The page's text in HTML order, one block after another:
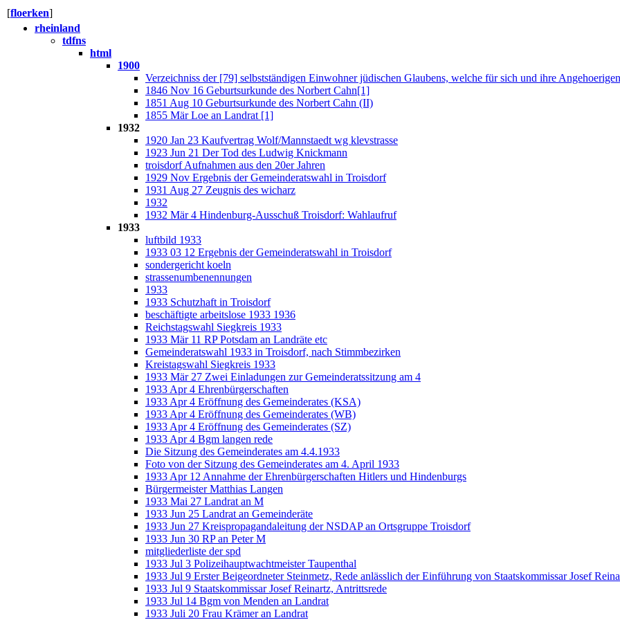
[floerken]
rheinland
tdfns
html
1900
Verzeichniss der [79] selbstständigen Einwohner jüdischen Glaubens, welche für sich und ihre
1846 Nov 16 Geburtsurkunde des Norbert Cahn[1]
1851 Aug 10 Geburtsurkunde des Norbert Cahn (II)
1855 Mär Loe an Landrat [1]
1932
1920 Jan 23 Kaufvertrag Wolf/Mannstaedt wg klevstrasse
1923 Jun 21 Der Tod des Ludwig Knickmann
troisdorf Aufnahmen aus den 20er Jahren
1929 Nov Ergebnis der Gemeinderatswahl in Troisdorf
1931 Aug 27 Zeugnis des wicharz
1932
1932 Mär 4 Hindenburg-Ausschuß Troisdorf: Wahlaufruf
1933
luftbild 1933
1933 03 12 Ergebnis der Gemeinderatswahl in Troisdorf
sondergericht koeln
strassenumbenennungen
1933
1933 Schutzhaft in Troisdorf
beschäftigte arbeitslose 1933 1936
Reichstagswahl Siegkreis 1933
1933 Mär 11 RP Potsdam an Landräte etc
Gemeinderatswahl 1933 in Troisdorf, nach Stimmbezirken
Kreistagswahl Siegkreis 1933
1933 Mär 27 Zwei Einladungen zur Gemeinderatssitzung am 4
1933 Apr 4 Ehrenbürgerschaften
1933 Apr 4 Eröffnung des Gemeinderates (KSA)
1933 Apr 4 Eröffnung des Gemeinderates (WB)
1933 Apr 4 Eröffnung des Gemeinderates (SZ)
1933 Apr 4 Bgm langen rede
Die Sitzung des Gemeinderates am 4.4.1933
Foto von der Sitzung des Gemeinderates am 4. April 1933
1933 Apr 12 Annahme der Ehrenbürgerschaften Hitlers und Hindenburgs
Bürgermeister Matthias Langen
1933 Mai 27 Landrat an M
1933 Jun 25 Landrat an Gemeinderäte
1933 Jun 27 Kreispropagandaleitung der NSDAP an Ortsgruppe Troisdorf
1933 Jun 30 RP an Peter M
mitgliederliste der spd
1933 Jul 3 Polizeihauptwachtmeister Taupenthal
1933 Jul 9 Erster Beigeordneter Steinmetz, Rede anlässlich der Einführung von Staatskommissar Josef
1933 Jul 9 Staatskommissar Josef Reinartz, Antrittsrede
1933 Jul 14 Bgm von Menden an Landrat
1933 Juli 20 Frau Krämer an Landrat